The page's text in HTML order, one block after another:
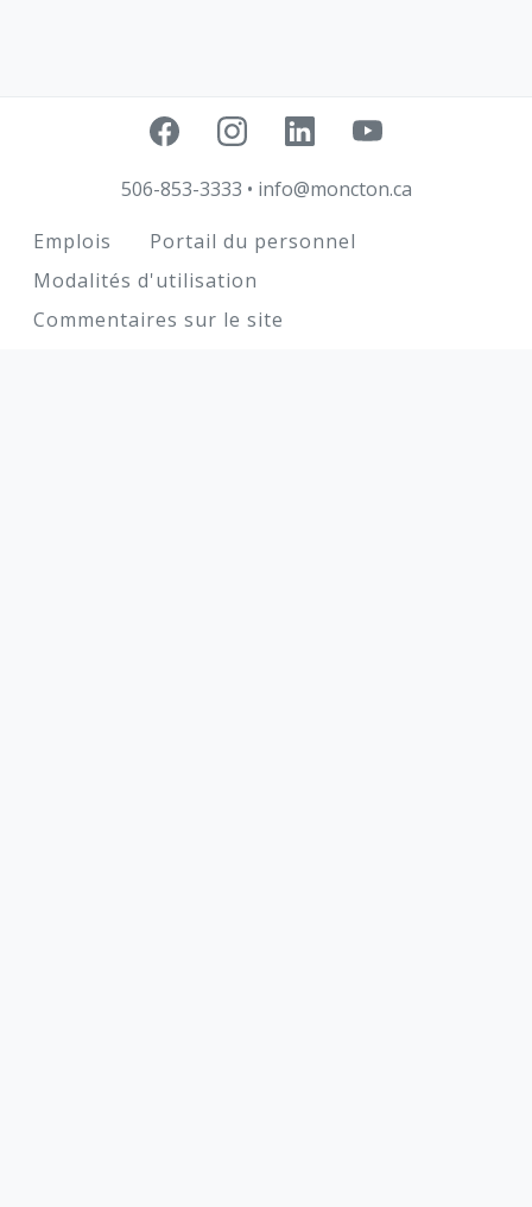
506-853-3333 • info@moncton.ca
Footer
Emplois
Portail du personnel
Modalités d'utilisation
Commentaires sur le site